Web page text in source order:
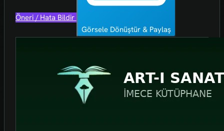
Öneri / Hata Bildir
Görsele Dönüştür & Paylaş